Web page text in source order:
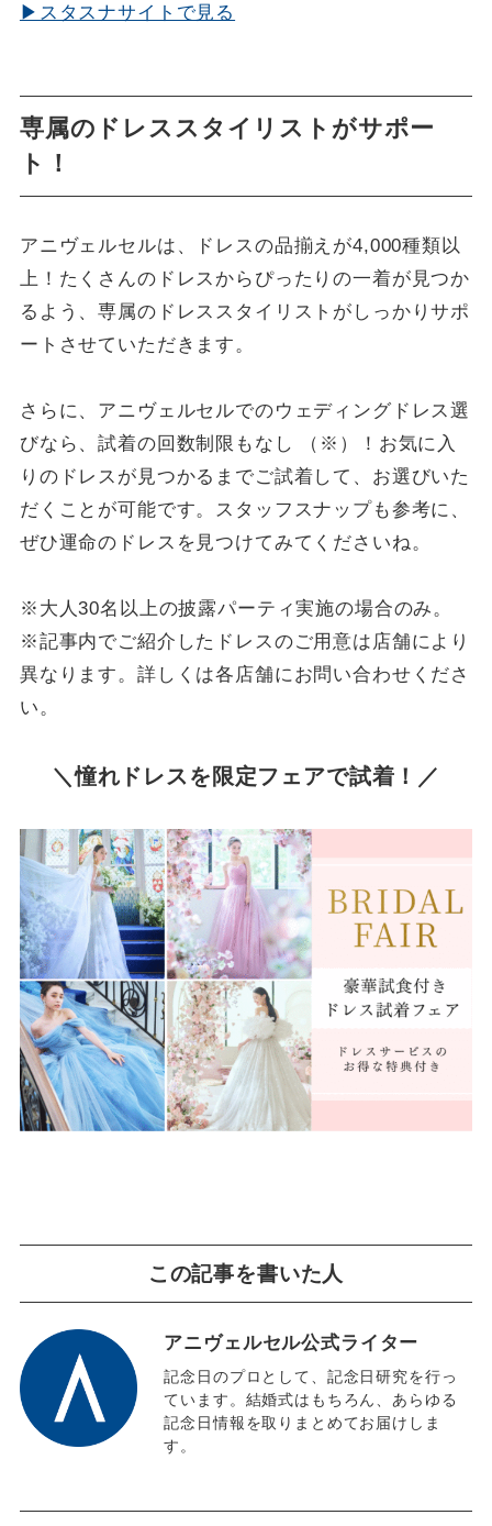
▶スタスナサイトで見る
専属のドレススタイリストがサポー
ト！
アニヴェルセルは、ドレスの品揃えが4,000種類以
上！たくさんのドレスからぴったりの一着が見つか
るよう、専属のドレススタイリストがしっかりサポ
ートさせていただきます。
さらに、アニヴェルセルでのウェディングドレス選
びなら、試着の回数制限もなし （※）！お気に入
りのドレスが見つかるまでご試着して、お選びいた
だくことが可能です。スタッフスナップも参考に、
ぜひ運命のドレスを見つけてみてくださいね。
※大人30名以上の披露パーティ実施の場合のみ。
※記事内でご紹介したドレスのご用意は店舗により
異なります。詳しくは各店舗にお問い合わせくださ
い。
＼憧れドレスを限定フェアで試着！／
この記事を書いた人
アニヴェルセル公式ライター
記念日のプロとして、記念日研究を行っ
ています。結婚式はもちろん、あらゆる
記念日情報を取りまとめてお届けしま
す。